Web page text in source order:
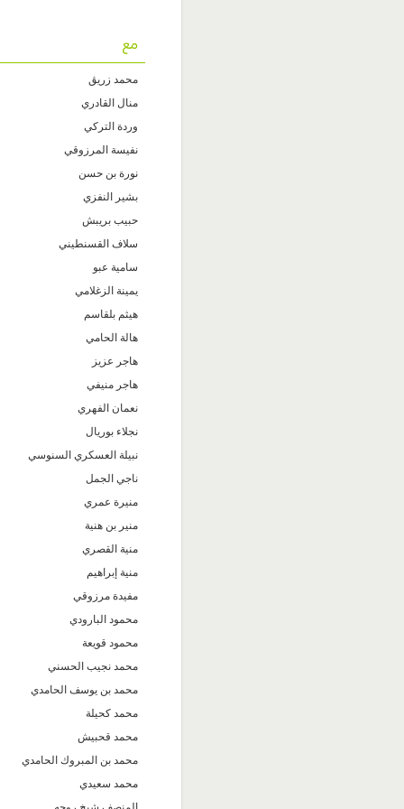
مع
محمد زريڨ
منال القادري
وردة التركي
نفيسة المرزوقي
نورة بن حسن
بشير النفزي
حبيب بريبش
سلاف القسنطيني
سامية عبو
يمينة الزغلامي
هيثم بلقاسم
هالة الحامي
هاجر عزيز
هاجر منيفي
نعمان الفهري
نجلاء بوريال
نبيلة العسكري السنوسي
ناجي الجمل
منيرة عمري
منير بن هنية
منية القصري
منية إبراهيم
مفيدة مرزوقي
محمود البارودي
محمود قويعة
محمد نجيب الحسني
محمد بن يوسف الحامدي
محمد كحيلة
محمد قحبيش
محمد بن المبروك الحامدي
محمد سعيدي